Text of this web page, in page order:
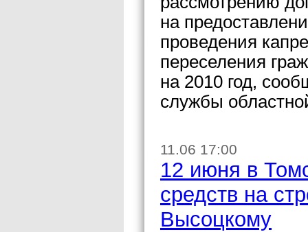
на
проведения
переселения
на 2010 год,
службы
11.06 17:00
12 июня в
средств на
Высоцкому